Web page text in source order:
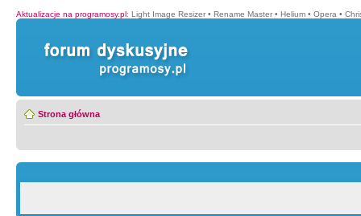
Aktualizacje na programosy.pl: Light Image Resizer • Rename Master • Helium • Opera •
Strona główna